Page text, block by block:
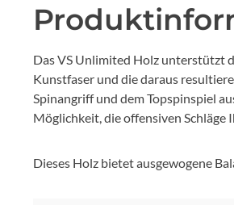
Das VS Unlimited Holz unterstützt
Kunstfaser und die daraus
Spinangriff und dem Topspinspiel
Möglichkeit, die offensiven Schläge
Dieses Holz bietet ausgewogene